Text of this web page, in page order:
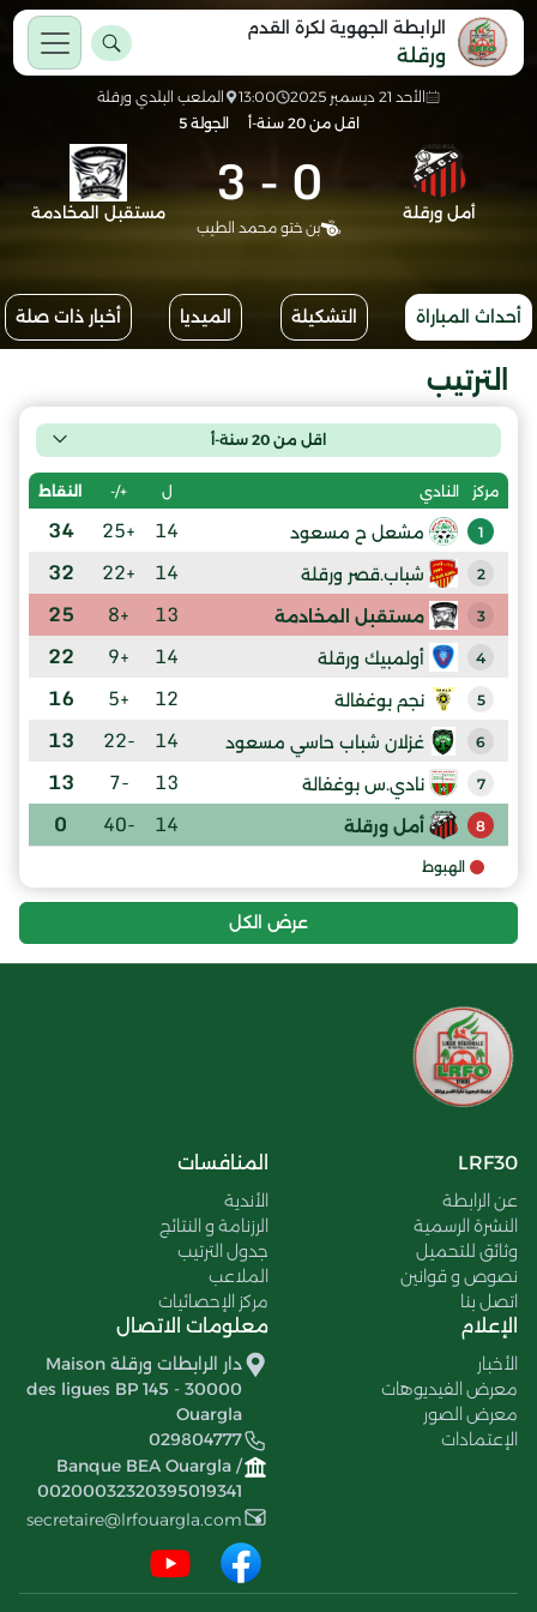
الرابطة الجهوية لكرة القدم
ورقلة
الأحد 21 ديسمبر 2025 13:00
الملعب البلدي ورقلة
اقل من 20 سنة-أ
الجولة 5
أمل ورقلة 0
-
3
بن ختو محمد الطيب
مستقبل المخادمة
أحداث المباراة التشكيلة الميديا أخبار ذات صلة
الترتيب
اقل من 20 سنة-أ
مركز النادي ل +/- النقاط
1 مشعل ح مسعود 14
+25
34
2 شباب.قصر ورقلة 14
+22
32
3 مستقبل المخادمة 13
+8
25
4 أولمبيك ورقلة 14
+9
22
5 نجم بوغفالة 12
+5
16
6 غزلان شباب حاسي مسعود 14
-22
13
7 نادي.س بوغفالة 13
-7
13
8 أمل ورقلة 14
-40
0
الهبوط
عرض الكل
LRF30
عن الرابطة
النشرة الرسمية
وثائق للتحميل
نصوص و قوانين
اتصل بنا
المنافسات
الأندية
الرزنامة و النتائج
جدول الترتيب
الملاعب
مركز الإحصائيات
الإعلام
الأخبار
معرض الفيديوهات
معرض الصور
الإعتمادات
معلومات الاتصال
دار الرابطات ورقلة Maison
des ligues BP 145 - 30000
Ouargla
029804777
Banque BEA Ouargla /
00200032320395019341
secretaire@lrfouargla.com